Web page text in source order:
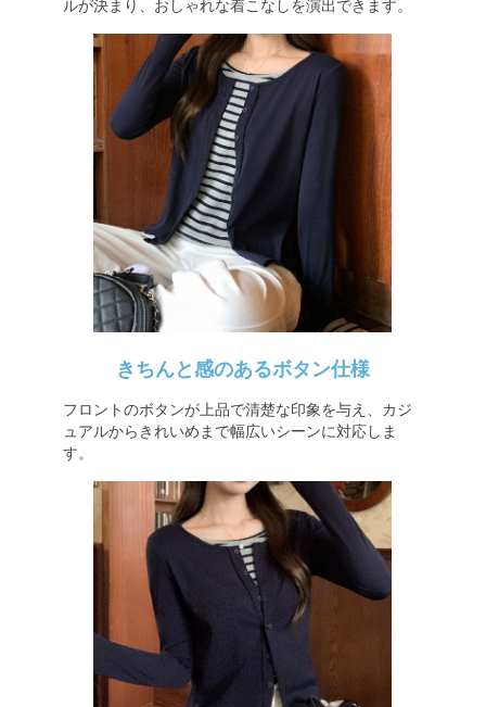
ルが決まり、おしゃれな着こなしを演出できます。
きちんと感のあるボタン仕様
フロントのボタンが上品で清楚な印象を与え、カジ
ュアルからきれいめまで幅広いシーンに対応しま
す。